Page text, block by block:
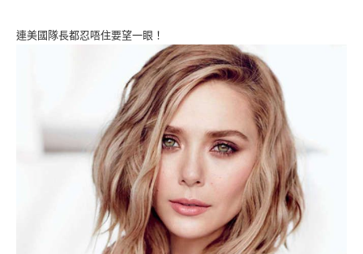
連美國隊長都忍唔住要望一眼！